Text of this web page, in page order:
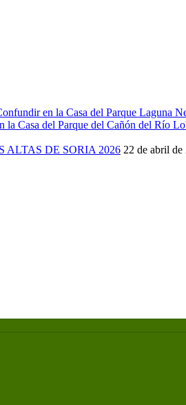
en la Casa del Parque Laguna
Casa del Parque del Cañón del Río
ALTAS DE SORIA 2026 22 de abril de